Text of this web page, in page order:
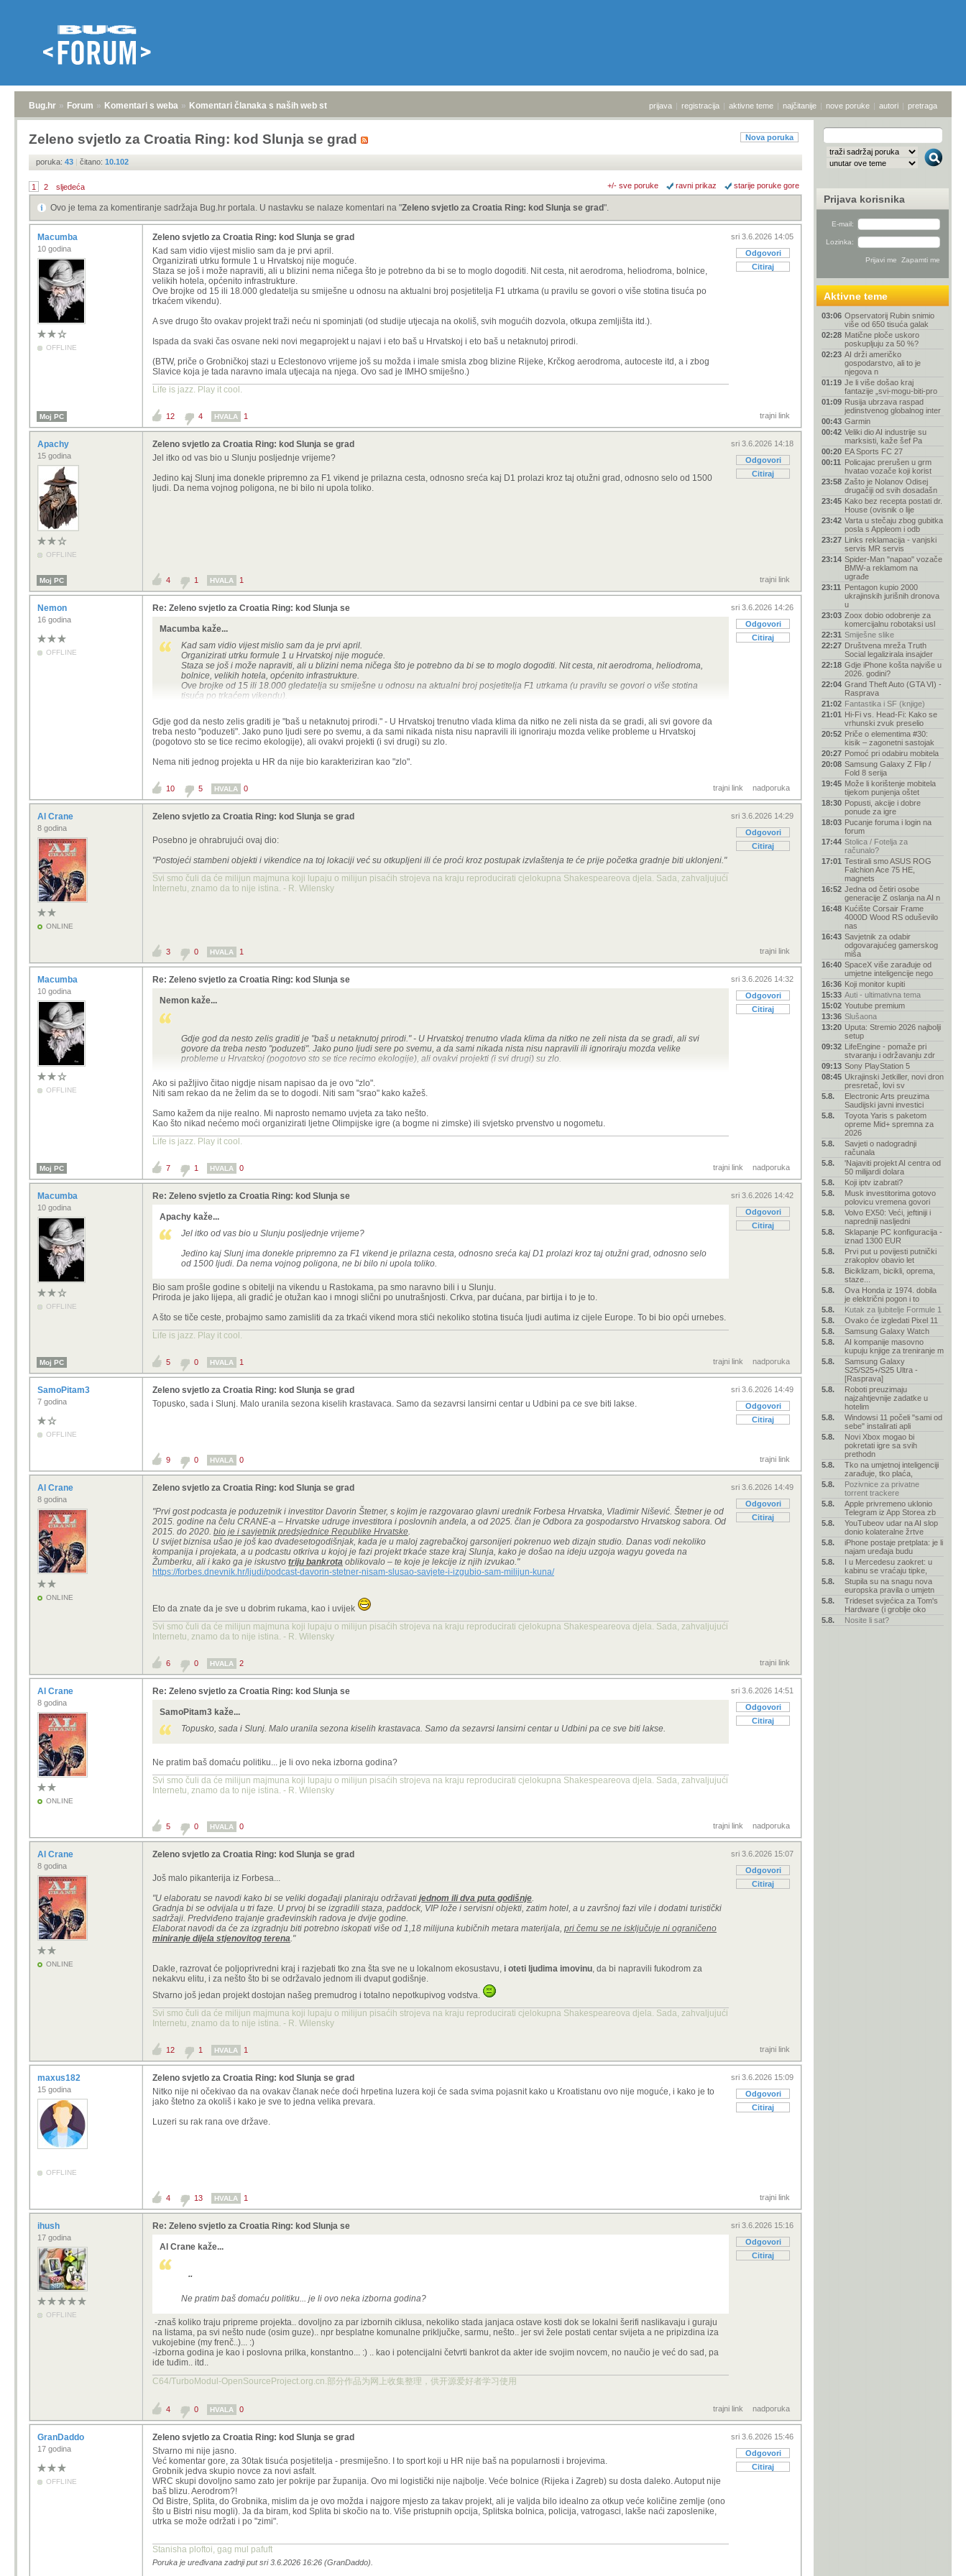
Bug.hr » Forum » Komentari s weba » Komentari članaka s naših web stranica prijava | registracija | aktivne teme | najčitanije | nove poruke | autori | pretraga
Nova poruka
Zeleno svjetlo za Croatia Ring: kod Slunja se grad
poruka: 43 | čitano: 10.102
1 2 sljedeća +/- sve poruke ravni prikaz starije poruke gore
Ovo je tema za komentiranje sadržaja Bug.hr portala. U nastavku se nalaze komentari na "Zeleno svjetlo za Croatia Ring: kod Slunja se grad".
Macumba
10 godina
OFFLINE
sri 3.6.2026 14:05
Odgovori
Citiraj
Zeleno svjetlo za Croatia Ring: kod Slunja se grad
Kad sam vidio vijest mislio sam da je prvi april.
Organizirati utrku formule 1 u Hrvatskoj nije moguće.
Staza se još i može napraviti, ali u blizini nema ničega što je potrebno da bi se to moglo dogoditi. Nit cesta, nit aerodroma, heliodroma, bolnice,
velikih hotela, općenito infrastrukture.
Ove brojke od 15 ili 18.000 gledatelja su smiješne u odnosu na aktualni broj posjetitelja F1 utrkama (u pravilu se govori o više stotina tisuća po
trkaćem vikendu).
A sve drugo što ovakav projekt traži neću ni spominjati (od studije utjecaja na okoliš, svih mogućih dozvola, otkupa zemljišta itd.).
Ispada da svaki čas osvane neki novi megaprojekt u najavi i eto baš u Hrvatskoj i eto baš u netaknutoj prirodi.
(BTW, priče o Grobničkoj stazi u Eclestonovo vrijeme još su možda i imale smisla zbog blizine Rijeke, Krčkog aerodroma, autoceste itd, a i zbog
Slavice koja je tada naravno imala utjecaja na njega. Ovo sad je IMHO smiješno.)
Life is jazz. Play it cool.
Moj PC trajni link
12 4 HVALA 1
Apachy
15 godina
OFFLINE
sri 3.6.2026 14:18
Odgovori
Citiraj
Zeleno svjetlo za Croatia Ring: kod Slunja se grad
Jel itko od vas bio u Slunju posljednje vrijeme?
Jedino kaj Slunj ima donekle pripremno za F1 vikend je prilazna cesta, odnosno sreća kaj D1 prolazi kroz taj otužni grad, odnosno selo od 1500
ljudi. Da nema vojnog poligona, ne bi bilo ni upola toliko.
Moj PC trajni link
4 1 HVALA 1
Nemon
16 godina
OFFLINE
sri 3.6.2026 14:26
Odgovori
Citiraj
Re: Zeleno svjetlo za Croatia Ring: kod Slunja se
Macumba kaže...
Kad sam vidio vijest mislio sam da je prvi april.
Organizirati utrku formule 1 u Hrvatskoj nije moguće.
Staza se još i može napraviti, ali u blizini nema ničega što je potrebno da bi se to moglo dogoditi. Nit cesta, nit aerodroma, heliodroma,
bolnice, velikih hotela, općenito infrastrukture.
Ove brojke od 15 ili 18.000 gledatelja su smiješne u odnosu na aktualni broj posjetitelja F1 utrkama (u pravilu se govori o više stotina
tisuća po trkaćem vikendu).
A sve drugo što ovakav projekt traži neću ni spominjati (od studije utjecaja na okoliš, svih mogućih dozvola, otkupa zemljišta itd.).
Ispada da svaki čas osvane neki novi megaprojekt u najavi i eto baš u Hrvatskoj i eto baš u netaknutoj prirodi.
(BTW, priče o Grobničkoj stazi u Eclestonovo vrijeme još su možda i imale smisla zbog blizine Rijeke, Krčkog aerodroma, autoceste itd, a
i zbog Slavice koja je tada naravno imala utjecaja na njega. Ovo sad je IMHO smiješno.)
Gdje god da nesto zelis graditi je "baš u netaknutoj prirodi." - U Hrvatskoj trenutno vlada klima da nitko ne zeli nista da se gradi, ali svi govore da
treba nesto "poduzeti". Jako puno ljudi sere po svemu, a da sami nikada nista nisu napravili ili ignoriraju mozda velike probleme u Hrvatskoj
(pogotovo sto se tice recimo ekologije), ali ovakvi projekti (i svi drugi) su zlo.
Nema niti jednog projekta u HR da nije bio karakteriziran kao "zlo".
trajni link nadporuka
10 5 HVALA 0
Al Crane
8 godina
ONLINE
sri 3.6.2026 14:29
Odgovori
Citiraj
Zeleno svjetlo za Croatia Ring: kod Slunja se grad
Posebno je ohrabrujući ovaj dio:
"Postojeći stambeni objekti i vikendice na toj lokaciji već su otkupljeni ili će proći kroz postupak izvlaštenja te će prije početka gradnje biti uklonjeni."
Svi smo čuli da će milijun majmuna koji lupaju o milijun pisaćih strojeva na kraju reproducirati cjelokupna Shakespeareova djela. Sada, zahvaljujući
Internetu, znamo da to nije istina. - R. Wilensky
trajni link
3 0 HVALA 1
Macumba
10 godina
OFFLINE
sri 3.6.2026 14:32
Odgovori
Citiraj
Re: Zeleno svjetlo za Croatia Ring: kod Slunja se
Nemon kaže...
Gdje god da nesto zelis graditi je "baš u netaknutoj prirodi." - U Hrvatskoj trenutno vlada klima da nitko ne zeli nista da se gradi, ali svi
govore da treba nesto "poduzeti". Jako puno ljudi sere po svemu, a da sami nikada nista nisu napravili ili ignoriraju mozda velike
probleme u Hrvatskoj (pogotovo sto se tice recimo ekologije), ali ovakvi projekti (i svi drugi) su zlo.
Nema niti jednog projekta u HR da nije bio karakteriziran kao "zlo".
Ako si pažljivo čitao nigdje nisam napisao da je ovo "zlo".
Niti sam rekao da ne želim da se to dogodi. Niti sam "srao" kako kažeš.
Samo kažem da nije realno. Mi naprosto nemamo uvjeta za tako nešto.
Kao što nikad nećemo moći organizirati ljetne Olimpijske igre (a bogme ni zimske) ili svjetsko prvenstvo u nogometu.
Life is jazz. Play it cool.
Moj PC trajni link nadporuka
7 1 HVALA 0
Macumba
10 godina
OFFLINE
sri 3.6.2026 14:42
Odgovori
Citiraj
Re: Zeleno svjetlo za Croatia Ring: kod Slunja se
Apachy kaže...
Jel itko od vas bio u Slunju posljednje vrijeme?
Jedino kaj Slunj ima donekle pripremno za F1 vikend je prilazna cesta, odnosno sreća kaj D1 prolazi kroz taj otužni grad, odnosno selo
od 1500 ljudi. Da nema vojnog poligona, ne bi bilo ni upola toliko.
Bio sam prošle godine s obitelji na vikendu u Rastokama, pa smo naravno bili i u Slunju.
Priroda je jako lijepa, ali gradić je otužan kao i mnogi slični po unutrašnjosti. Crkva, par dućana, par birtija i to je to.
A što se tiče ceste, probajmo samo zamisliti da za trkaći vikend mora stići nekoliko stotina tisuća ljudi autima iz cijele Europe. To bi bio opći urnebes.
Life is jazz. Play it cool.
Moj PC trajni link nadporuka
5 0 HVALA 1
SamoPitam3
7 godina
OFFLINE
sri 3.6.2026 14:49
Odgovori
Citiraj
Zeleno svjetlo za Croatia Ring: kod Slunja se grad
Topusko, sada i Slunj. Malo uranila sezona kiselih krastavaca. Samo da sezavrsi lansirni centar u Udbini pa ce sve biti lakse.
trajni link
9 0 HVALA 0
Al Crane
8 godina
ONLINE
sri 3.6.2026 14:49
Odgovori
Citiraj
Zeleno svjetlo za Croatia Ring: kod Slunja se grad
"Prvi gost podcasta je poduzetnik i investitor Davorin Štetner, s kojim je razgovarao glavni urednik Forbesa Hrvatska, Vladimir Nišević. Štetner je od
2015. godine na čelu CRANE-a – Hrvatske udruge investitora i poslovnih anđela, a od 2025. član je Odbora za gospodarstvo Hrvatskog sabora. Od
2015. do 2020. bio je i savjetnik predsjednice Republike Hrvatske.
U svijet biznisa ušao je još kao dvadesetogodišnjak, kada je u maloj zagrebačkoj garsonijeri pokrenuo web dizajn studio. Danas vodi nekoliko
kompanija i projekata, a u podcastu otkriva u kojoj je fazi projekt trkaće staze kraj Slunja, kako je došao na ideju uzgoja wagyu goveda na
Žumberku, ali i kako ga je iskustvo triju bankrota oblikovalo – te koje je lekcije iz njih izvukao."
https://forbes.dnevnik.hr/ljudi/podcast-davorin-stetner-nisam-slusao-savjete-i-izgubio-sam-milijun-kuna/
Eto da znate da je sve u dobrim rukama, kao i uvijek
Svi smo čuli da će milijun majmuna koji lupaju o milijun pisaćih strojeva na kraju reproducirati cjelokupna Shakespeareova djela. Sada, zahvaljujući
Internetu, znamo da to nije istina. - R. Wilensky
trajni link
6 0 HVALA 2
Al Crane
8 godina
ONLINE
sri 3.6.2026 14:51
Odgovori
Citiraj
Re: Zeleno svjetlo za Croatia Ring: kod Slunja se
SamoPitam3 kaže...
Topusko, sada i Slunj. Malo uranila sezona kiselih krastavaca. Samo da sezavrsi lansirni centar u Udbini pa ce sve biti lakse.
Ne pratim baš domaću politiku... je li ovo neka izborna godina?
Svi smo čuli da će milijun majmuna koji lupaju o milijun pisaćih strojeva na kraju reproducirati cjelokupna Shakespeareova djela. Sada, zahvaljujući
Internetu, znamo da to nije istina. - R. Wilensky
trajni link nadporuka
5 0 HVALA 0
Al Crane
8 godina
ONLINE
sri 3.6.2026 15:07
Odgovori
Citiraj
Zeleno svjetlo za Croatia Ring: kod Slunja se grad
Još malo pikanterija iz Forbesa...
"U elaboratu se navodi kako bi se veliki događaji planiraju održavati jednom ili dva puta godišnje.
Gradnja bi se odvijala u tri faze. U prvoj bi se izgradili staza, paddock, VIP lože i servisni objekti, zatim hotel, a u završnoj fazi vile i dodatni turistički
sadržaji. Predviđeno trajanje građevinskih radova je dvije godine.
Elaborat navodi da će za izgradnju biti potrebno iskopati više od 1,18 milijuna kubičnih metara materijala, pri čemu se ne isključuje ni ograničeno
miniranje dijela stjenovitog terena."
Dakle, razrovat će poljoprivredni kraj i razjebati tko zna šta sve ne u lokalnom ekosustavu, i oteti ljudima imovinu, da bi napravili fukodrom za
nekakvu elitu, i za nešto što bi se održavalo jednom ili dvaput godišnje.
Stvarno još jedan projekt dostojan našeg premudrog i totalno nepotkupivog vodstva.
Svi smo čuli da će milijun majmuna koji lupaju o milijun pisaćih strojeva na kraju reproducirati cjelokupna Shakespeareova djela. Sada, zahvaljujući
Internetu, znamo da to nije istina. - R. Wilensky
trajni link
12 1 HVALA 1
maxus182
15 godina
OFFLINE
sri 3.6.2026 15:09
Odgovori
Citiraj
Zeleno svjetlo za Croatia Ring: kod Slunja se grad
Nitko nije ni očekivao da na ovakav članak neće doći hrpetina luzera koji će sada svima pojasnit kako u Kroatistanu ovo nije moguće, i kako je to
jako štetno za okoliš i kako je sve to jedna velika prevara.
Luzeri su rak rana ove države.
trajni link
4 13 HVALA 1
ihush
17 godina
OFFLINE
sri 3.6.2026 15:16
Odgovori
Citiraj
Re: Zeleno svjetlo za Croatia Ring: kod Slunja se
Al Crane kaže...
..
Ne pratim baš domaću politiku... je li ovo neka izborna godina?
-znaš koliko traju pripreme projekta.. dovoljno za par izbornih ciklusa, nekoliko stada janjaca ostave kosti dok se lokalni šerifi naslikavaju i guraju
na listama, pa svi nešto nude (osim guze).. npr besplatne komunalne priključke, sarmu, nešto.. jer svi žele postati centar svijeta a ne pripizdina iza
vukojebine (my frenč..)... :)
-izborna godina je kao i poslovna prilka, konstantno... :) .. kao i potencijalni četvrti bankrot da akter ide svojim novcem, no naučio je već do sad, pa
ide tuđim.. itd..
C64/TurboModul-OpenSourceProject.org.cn.部分作品为网上收集整理，供开源爱好者学习使用
trajni link nadporuka
4 0 HVALA 0
GranDaddo
17 godina
OFFLINE
sri 3.6.2026 15:46
Odgovori
Citiraj
Zeleno svjetlo za Croatia Ring: kod Slunja se grad
Stvarno mi nije jasno.
Već komentar gore, za 30tak tisuća posjetitelja - presmiješno. I to sport koji u HR nije baš na popularnosti i brojevima.
Grobnik jedva skupio novce za novi asfalt.
WRC skupi dovoljno samo zato jer pokrije par županija. Ovo mi logistički nije najbolje. Veće bolnice (Rijeka i Zagreb) su dosta daleko. Autoput nije
baš blizu. Aerodrom?!
Od Bistre, Splita, do Grobnika, mislim da je ovo možda i najgore mjesto za takav projekt, ali je valjda bilo idealno za otkup veće količine zemlje (ono
što u Bistri nisu mogli). Ja da biram, kod Splita bi skočio na to. Više pristupnih opcija, Splitska bolnica, policija, vatrogasci, lakše naći zaposlenike,
utrka se može održati i po "zimi".
Stanisha ploftoi, gag mul pafuft
Poruka je uređivana zadnji put sri 3.6.2026 16:26 (GranDaddo).
Prijava korisnika
E-mail:
Lozinka:
Aktivne teme
03:06 Opservatorij Rubin snimio
više od 650 tisuća galak
02:28 Matične ploče uskoro
poskupljuju za 50 %?
02:23 AI drži američko
gospodarstvo, ali to je
njegova n
01:19 Je li više došao kraj
fantazije „svi-mogu-biti-pro
01:09 Rusija ubrzava raspad
jedinstvenog globalnog inter
00:43 Garmin
00:42 Veliki dio AI industrije su
marksisti, kaže šef Pa
00:20 EA Sports FC 27
00:11 Policajac prerušen u grm
hvatao vozače koji korist
23:58 Zašto je Nolanov Odisej
drugačiji od svih dosadašn
23:45 Kako bez recepta postati dr.
House (ovisnik o lije
23:42 Varta u stečaju zbog gubitka
posla s Appleom i odb
23:27 Links reklamacija - vanjski
servis MR servis
23:14 Spider-Man "napao" vozače
BMW-a reklamom na
ugrađe
23:11 Pentagon kupio 2000
ukrajinskih jurišnih dronova
u
23:03 Zoox dobio odobrenje za
komercijalnu robotaksi usl
22:31 Smiješne slike
22:27 Društvena mreža Truth
Social legalizirala insajder
22:18 Gdje iPhone košta najviše u
2026. godini?
22:04 Grand Theft Auto (GTA VI) -
Rasprava
21:02 Fantastika i SF (knjige)
21:01 Hi-Fi vs. Head-Fi: Kako se
vrhunski zvuk preselio
20:52 Priče o elementima #30:
kisik – zagonetni sastojak
20:27 Pomoć pri odabiru mobitela
20:08 Samsung Galaxy Z Flip /
Fold 8 serija
19:45 Može li korištenje mobitela
tijekom punjenja oštet
18:30 Popusti, akcije i dobre
ponude za igre
18:03 Pucanje foruma i login na
forum
17:44 Stolica / Fotelja za
računalo?
17:01 Testirali smo ASUS ROG
Falchion Ace 75 HE,
magnets
16:52 Jedna od četiri osobe
generacije Z oslanja na AI n
16:48 Kućište Corsair Frame
4000D Wood RS oduševilo
nas
16:43 Savjetnik za odabir
odgovarajućeg gamerskog
miša
16:40 SpaceX više zarađuje od
umjetne inteligencije nego
16:36 Koji monitor kupiti
15:33 Auti - ultimativna tema
15:02 Youtube premium
13:36 Slušaona
13:20 Uputa: Stremio 2026 najbolji
setup
09:32 LifeEngine - pomaže pri
stvaranju i održavanju zdr
09:13 Sony PlayStation 5
08:45 Ukrajinski Jetkiller, novi dron
presretač, lovi sv
5.8.
Electronic Arts preuzima
Saudijski javni investici
5.8.
Toyota Yaris s paketom
opreme Mid+ spremna za
2026
5.8.
Savjeti o nadogradnji
računala
5.8.
'Najaviti projekt AI centra od
50 milijardi dolara
5.8.
Koji iptv izabrati?
5.8.
Musk investitorima gotovo
polovicu vremena govori
5.8.
Volvo EX50: Veći, jeftiniji i
napredniji nasljedni
5.8.
Sklapanje PC konfiguracija -
iznad 1300 EUR
5.8.
Prvi put u povijesti putnički
zrakoplov obavio let
5.8.
Biciklizam, bicikli, oprema,
staze...
5.8.
Ova Honda iz 1974. dobila
je električni pogon i to
5.8.
Kutak za ljubitelje Formule 1
5.8.
Ovako će izgledati Pixel 11
5.8.
Samsung Galaxy Watch
5.8.
AI kompanije masovno
kupuju knjige za treniranje m
5.8.
Samsung Galaxy
S25/S25+/S25 Ultra -
[Rasprava]
5.8.
Roboti preuzimaju
najzahtjevnije zadatke u
hotelim
5.8.
Windowsi 11 počeli "sami od
sebe" instalirati apli
5.8.
Novi Xbox mogao bi
pokretati igre sa svih
prethodn
5.8.
Tko na umjetnoj inteligenciji
zarađuje, tko plaća,
5.8.
Pozivnice za privatne
torrent trackere
5.8.
Apple privremeno uklonio
Telegram iz App Storea zb
5.8.
YouTubeov udar na AI slop
donio kolateralne žrtve
5.8.
iPhone postaje pretplata: je li
najam uređaja budu
5.8.
I u Mercedesu zaokret: u
kabinu se vraćaju tipke,
5.8.
Stupila su na snagu nova
europska pravila o umjetn
5.8.
Trideset svjećica za Tom's
Hardware (i groblje oko
5.8.
Nosite li sat?